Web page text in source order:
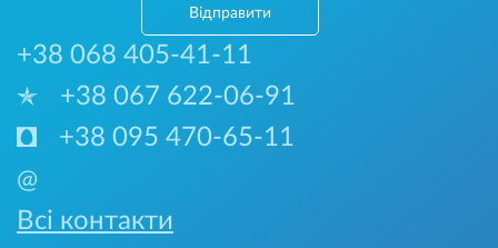
Відправити
+38 068 405-41-11
+38 067 622-06-91
+38 095 470-65-11
@
Всі контакти